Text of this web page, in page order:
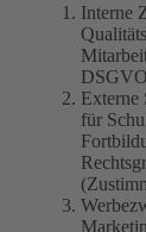
Interne
Externe
für